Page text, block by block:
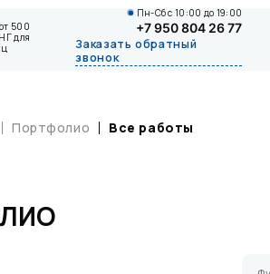
500
для
Пн-Сб с 10:00 до 19:00
+7 950 804 26 77
Заказать обратный
звонок
Портфолио Все работы